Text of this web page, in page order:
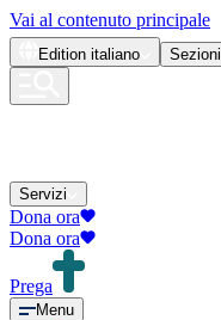
Vai al contenuto principale
Edition italiano Sezioni
Servizi
Dona ora
Dona ora
Prega
Menu